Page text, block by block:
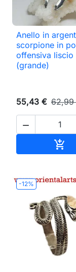
Anello in
scorpione in
offensiva liscio
(grande)
55,43 €


-12%